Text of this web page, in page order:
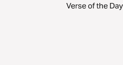
Verse of the Day